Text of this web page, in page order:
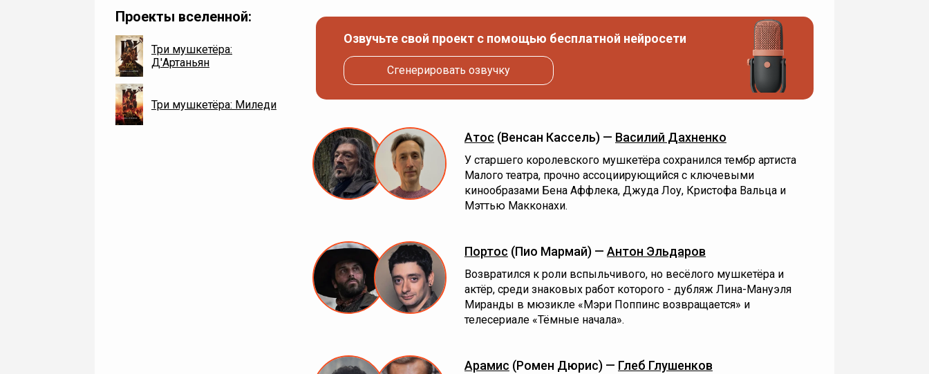
Проекты вселенной:
Три мушкетёра:
Д'Артаньян
Три мушкетёра: Миледи
Озвучьте свой проект с помощью бесплатной нейросети
Сгенерировать озвучку
Атос (Венсан Кассель) — Василий Дахненко
У старшего королевского мушкетёра сохранился тембр артиста
Малого театра, прочно ассоциирующийся с ключевыми
кинообразами Бена Аффлека, Джуда Лоу, Кристофа Вальца и
Мэттью Макконахи.
Портос (Пио Мармай) — Антон Эльдаров
Возвратился к роли вспыльчивого, но весёлого мушкетёра и
актёр, среди знаковых работ которого - дубляж Лина-Мануэля
Миранды в мюзикле «Мэри Поппинс возвращается» и
телесериале «Тёмные начала».
Арамис (Ромен Дюрис) — Глеб Глушенков